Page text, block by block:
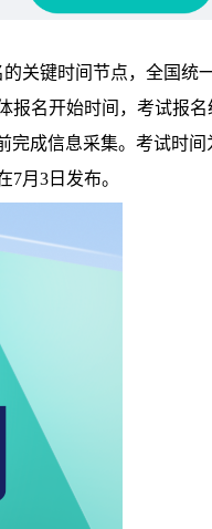
关键时间节点，全国统
报名开始时间，考试报名
完成信息采集。考试时间
月3日发布。